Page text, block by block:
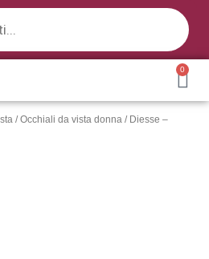
0
/Occhiali da vista donna / Diesse –